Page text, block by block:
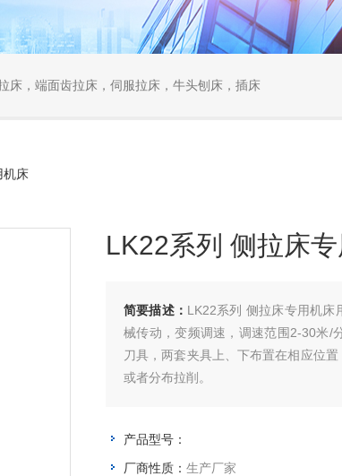
床，端面齿拉床，伺服拉床，牛头刨床，插床
机床
LK22系列 侧拉床
简要描述： LK22系列 侧拉床专用机床
械传动，变频调速，调速范围2-30米/
刀具，两套夹具上、下布置在相应位
或者分布拉削。
产品型号：
厂商性质： 生产厂家